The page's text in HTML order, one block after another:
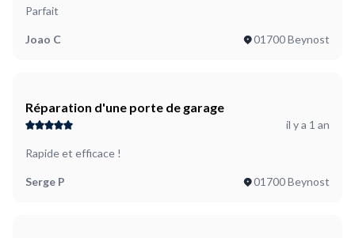
Parfait
Joao C 01700 Beynost
Réparation d'une porte de garage
il y a 1 an
Rapide et efficace !
Serge P 01700 Beynost